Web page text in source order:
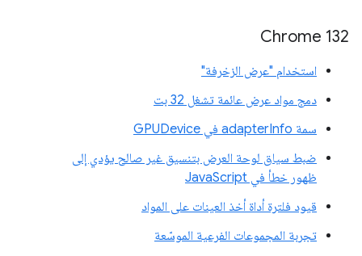
‫Chrome 132
استخدام "عرض الزخرفة"
دمج مواد عرض عائمة تشغل 32 بت
سمة adapterInfo في GPUDevice
ضبط سياق لوحة العرض بتنسيق غير صالح يؤدي إلى
ظهور خطأ في JavaScript
قيود فلترة أداة أخذ العينات على المواد
تجربة المجموعات الفرعية الموسّعة